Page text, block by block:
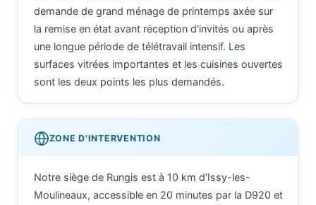
demande de grand ménage de printemps axée sur
la remise en état avant réception d'invités ou après
une longue période de télétravail intensif. Les
surfaces vitrées importantes et les cuisines ouvertes
sont les deux points les plus demandés.
ZONE D'INTERVENTION
Notre siège de Rungis est à 10 km d'Issy-les-
Moulineaux, accessible en 20 minutes par la D920 et